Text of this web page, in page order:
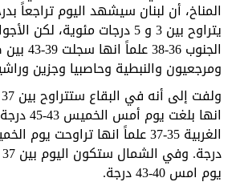
المناخ، أن لبنان سيشهد اليوم تراجعاً
يتراوح بين 3 و 5 درجات مئوية،
الجنوب 36-38
ومرجعيون والنبطية وحاصبيا وجزين
انها بلغت
يوم امس 40-43 درجة.